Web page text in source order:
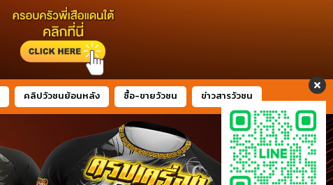
คลิปวัวชนย้อนหลัง ซื้อ-ขายวัวชน ข่าวสารวัวชน